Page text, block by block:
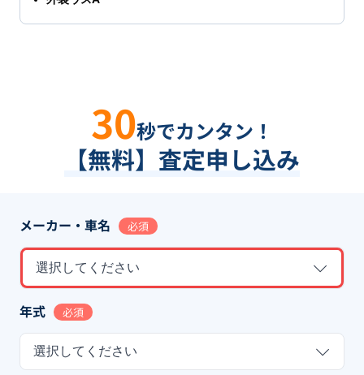
30秒でカンタン！
【無料】査定申し込み
メーカー・車名 必須
選択してください
年式 必須
選択してください